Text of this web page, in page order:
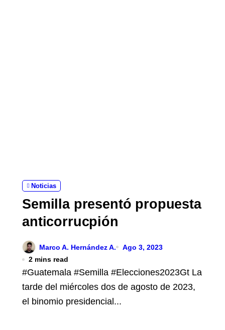
Noticias
Semilla presentó propuesta
anticorrucpión
Marco A. Hernández A.
Ago 3, 2023
2 mins read
#Guatemala #Semilla #Elecciones2023Gt La
tarde del miércoles dos de agosto de 2023,
el binomio presidencial...